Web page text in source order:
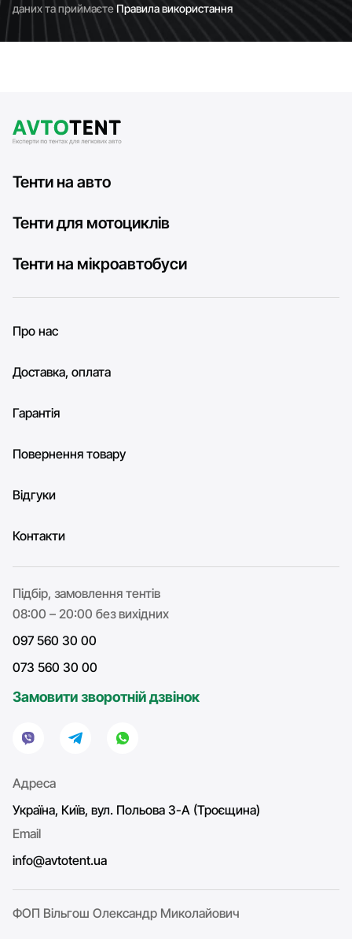
даних та приймаєтеПравила використання
Тенти на авто
Тенти для мотоциклів
Тенти на мікроавтобуси
Про нас
Доставка, оплата
Гарантія
Повернення товару
Відгуки
Контакти
Підбір, замовлення тентів
08:00 – 20:00 без вихідних
097 560 30 00
073 560 30 00
Замовити зворотній дзвінок
Адреса
Україна, Київ, вул. Польова 3-А (Троєщина)
Email
info@avtotent.ua
ФОП Вільгош Олександр Миколайович